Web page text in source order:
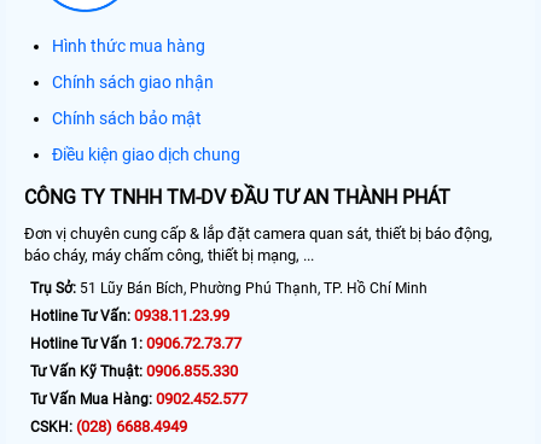
Hình thức mua hàng
Chính sách giao nhận
Chính sách bảo mật
Điều kiện giao dịch chung
CÔNG TY TNHH TM-DV ĐẦU TƯ AN THÀNH PHÁT
Đơn vị chuyên cung cấp & lắp đặt camera quan sát, thiết bị báo động,
báo cháy, máy chấm công, thiết bị mạng, ...
Trụ Sở: 51 Lũy Bán Bích, Phường Phú Thạnh, TP. Hồ Chí Minh
Hotline Tư Vấn: 0938.11.23.99
Hotline Tư Vấn 1: 0906.72.73.77
Tư Vấn Kỹ Thuật: 0906.855.330
Tư Vấn Mua Hàng: 0902.452.577
CSKH: (028) 6688.4949